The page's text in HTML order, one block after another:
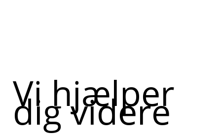
Vi hjælper
dig videre